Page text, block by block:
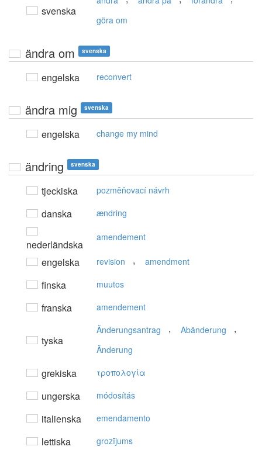
svenska
göra om
ändra om svenska
engelska reconvert
ändra mig svenska
engelska change my mind
ändring svenska
tjeckiska pozměňovací návrh
danska ændring
nederländska
amendement
engelska revision , amendment
finska muutos
franska amendement
tyska
Änderungsantrag , Abänderung ,
Änderung
grekiska τρoπoλoγία
ungerska módosítás
italienska emendamento
lettiska grozījums